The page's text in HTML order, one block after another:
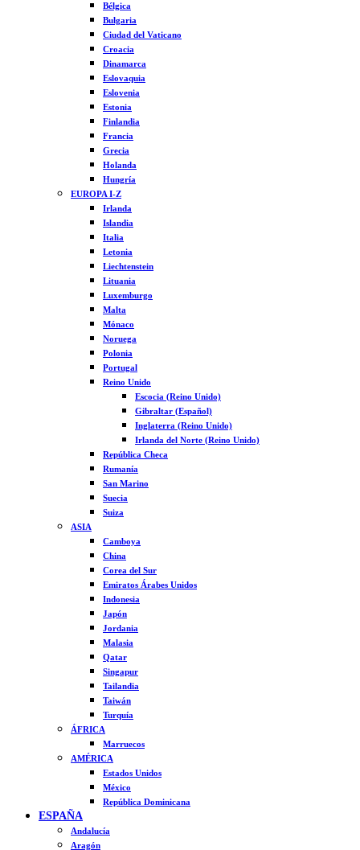
Bélgica
Bulgaria
Ciudad del Vaticano
Croacia
Dinamarca
Eslovaquia
Eslovenia
Estonia
Finlandia
Francia
Grecia
Holanda
Hungría
EUROPA I-Z
Irlanda
Islandia
Italia
Letonia
Liechtenstein
Lituania
Luxemburgo
Malta
Mónaco
Noruega
Polonia
Portugal
Reino Unido
Escocia (Reino Unido)
Gibraltar (Español)
Inglaterra (Reino Unido)
Irlanda del Norte (Reino Unido)
República Checa
Rumanía
San Marino
Suecia
Suiza
ASIA
Camboya
China
Corea del Sur
Emiratos Árabes Unidos
Indonesia
Japón
Jordania
Malasia
Qatar
Singapur
Tailandia
Taiwán
Turquía
ÁFRICA
Marruecos
AMÉRICA
Estados Unidos
México
República Dominicana
ESPAÑA
Andalucía
Aragón